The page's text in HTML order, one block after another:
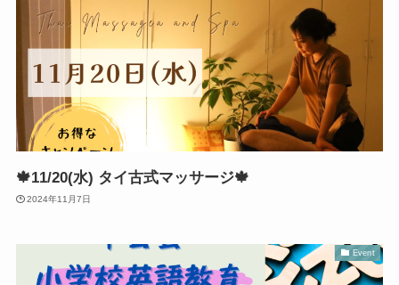
🍁11/20(水) タイ古式マッサージ🍁
2024年11月7日
Event